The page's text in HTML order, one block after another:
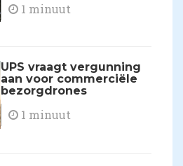
1 minuut
UPS vraagt vergunning
aan voor commerciële
bezorgdrones
1 minuut